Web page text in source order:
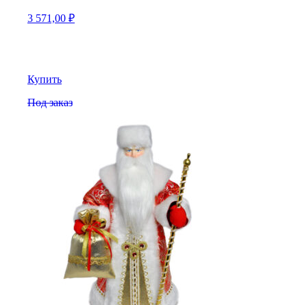
3 571,00 ₽
Купить
Под заказ